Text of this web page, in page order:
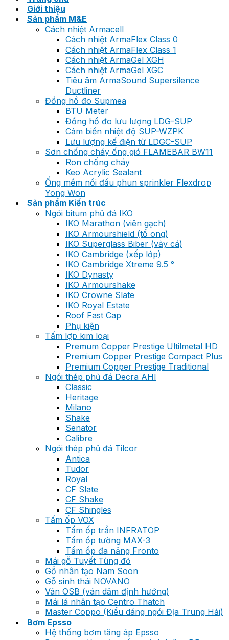
Giới thiệu
Sản phẩm M&E
Cách nhiệt Armacell
Cách nhiệt ArmaFlex Class 0
Cách nhiệt ArmaFlex Class 1
Cách nhiệt ArmaGel XGH
Cách nhiệt ArmaGel XGC
Tiêu âm ArmaSound Supersilence
Ductliner
Đồng hồ đo Supmea
BTU Meter
Đồng hồ đo lưu lượng LDG-SUP
Cảm biến nhiệt độ SUP-WZPK
Lưu lượng kế điện từ LDGC-SUP
Sơn chống cháy ống gió FLAMEBAR BW11
Ron chống cháy
Keo Acrylic Sealant
Ống mềm nối đầu phun sprinkler Flexdrop
Yong Won
Sản phẩm Kiến trúc
Ngói bitum phủ đá IKO
IKO Marathon (viên gạch)
IKO Armourshield (tổ ong)
IKO Superglass Biber (vảy cá)
IKO Cambridge (xếp lớp)
IKO Cambridge Xtreme 9.5 °
IKO Dynasty
IKO Armourshake
IKO Crowne Slate
IKO Royal Estate
Roof Fast Cap
Phụ kiện
Tấm lợp kim loại
Premum Copper Prestige Ultilmetal HD
Premium Copper Prestige Compact Plus
Premium Copper Prestige Traditional
Ngói thép phủ đá Decra AHI
Classic
Heritage
Milano
Shake
Senator
Calibre
Ngói thép phủ đá Tilcor
Antica
Tudor
Royal
CF Slate
CF Shake
CF Shingles
Tấm ốp VOX
Tấm ốp trần INFRATOP
Tấm ốp tường MAX-3
Tấm ốp đa năng Fronto
Mái gỗ Tuyết Tùng đỏ
Gỗ nhân tạo Nam Soon
Gỗ sinh thái NOVANO
Ván OSB (ván dăm định hướng)
Mái lá nhân tạo Centro Thatch
Master Coppo (Kiểu dáng ngói Địa Trung Hải)
Bơm Epsso
Hệ thống bơm tăng áp Epsso